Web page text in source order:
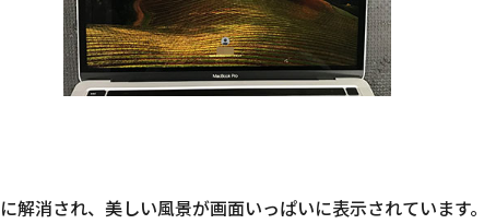
解消され、美しい風景が画面いっぱいに表示されています。